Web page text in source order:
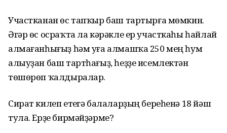
Участканан өс тапҡыр баш тартырға мөмкин.
Әгәр өс осраҡта ла кәрәкле ер участкаһы һайлай
алмағанһығыҙ һәм уға алмашҡа 250 мең һум
алыуҙан баш тартһағыҙ, һеҙҙе исемлектән
төшөрөп ҡалдыралар.
Сират килеп етеүгә балаларҙың береһенә 18 йәш
тула. Ерҙе бирмәйҙәрме?